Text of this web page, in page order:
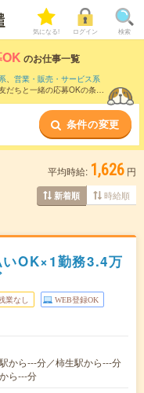
気になる! ログイン 検索
のお仕事一覧
、 営業・販売・サービス系
だちと一緒の応募OKの条件
条件の変更
平均時給: 1,626 円
新着順 時給順
OK×1勤務3.4万
業なし WEB登録OK
から---分／柿生駅から---分
ら---分